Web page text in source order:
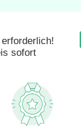
sofort